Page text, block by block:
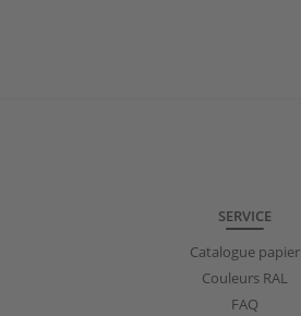
SERVICE
Catalogue papier
Couleurs RAL
FAQ